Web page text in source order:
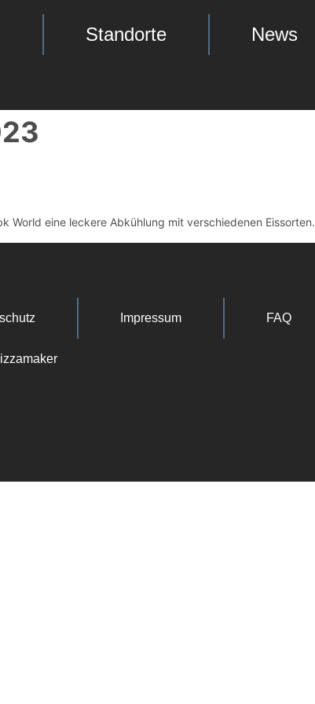
Standorte News
World eine leckere Abkühlung mit verschiedenen Eissorten.
Impressum FAQ